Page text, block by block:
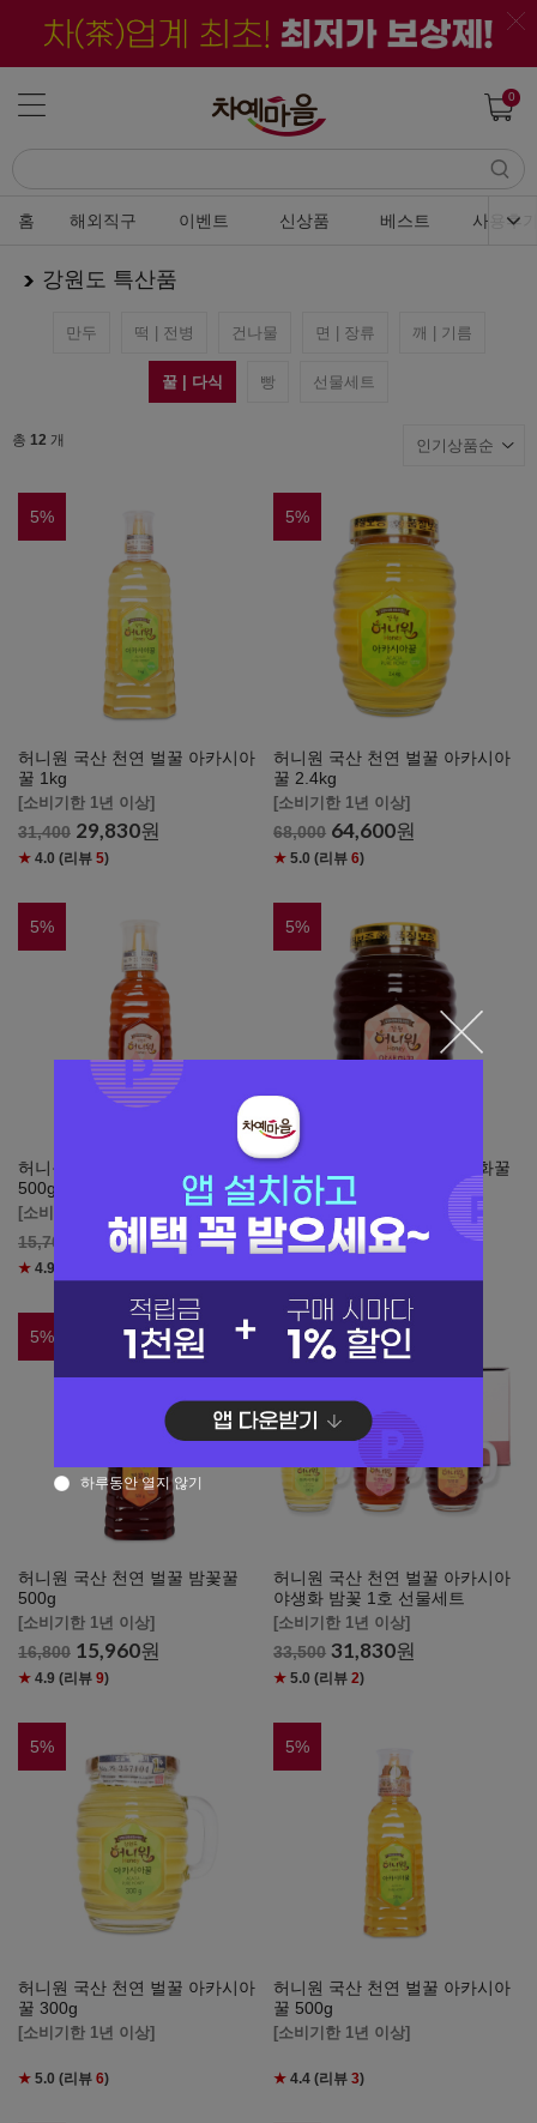
0
홈 해외직구 이벤트 신상품 베스트 사용후
강원도 특산품
만두 떡 | 전병 건나물 면 | 장류 깨 | 기름
꿀 | 다식 빵 선물세트
총 12 개
5%
허니원 국산 천연 벌꿀 아카시아
꿀 1kg
[소비기한 1년 이상]
31,400 29,830원
★ 4.0 (리뷰 5)
5%
허니원 국산 천연 벌꿀 아카시아
꿀 2.4kg
[소비기한 1년 이상]
68,000 64,600원
★ 5.0 (리뷰6)
5%
허니원 국산 천연 벌꿀 야생화꿀
500g
[소비기한 1년 이상]
15,700 14,920원
★ 4.9
5%
허니원 국산 천연 벌꿀 야생화꿀
2.4kg
[소비기한 1년 이상]
62,800 59,660원
5%
허니원 국산 천연 벌꿀 밤꽃꿀
500g
[소비기한 1년 이상]
16,800 15,960원
★ 4.9 (리뷰 9)
5 %
허니원 국산 천연 벌꿀 아카시아
야생화 밤꽃 1호 선물세트
[소비기한 1년 이상]
33,500 31,830원
★ 5.0 (리뷰2)
5%
허니원 국산 천연 벌꿀 아카시아
꿀 300g
[소비기한 1년 이상]
★ 5.0 (리뷰 6)
5%
허니원 국산 천연 벌꿀 아카시아
꿀 500g
[소비기한 1년 이상]
★ 4.4 (리뷰3)
하루동안 열지 않기